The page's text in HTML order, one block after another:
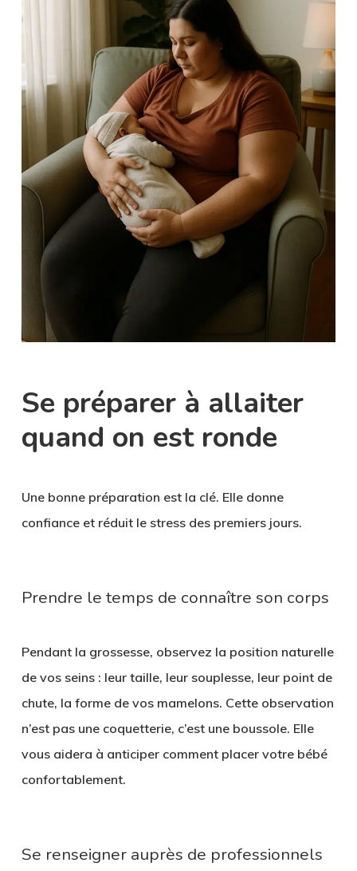
Se préparer à allaiter
quand on est ronde
Une bonne préparation est la clé. Elle donne
confiance et réduit le stress des premiers jours.
Prendre le temps de connaître son corps
Pendant la grossesse, observez la position naturelle
de vos seins: leur taille, leur souplesse, leur point de
chute, la forme de vos mamelons. Cette observation
n’est pas une coquetterie, c’est une boussole. Elle
vous aidera à anticiper comment placer votre bébé
confortablement.
Se renseigner auprès de professionnels